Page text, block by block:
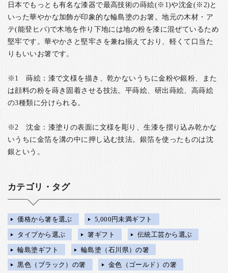
日本でもっとも有名な漆器で最高技術の蒔絵(※1)や沈金(※2)と
いった華やかな加飾が印象的な輪島塗のお箸。地元の木材・ア
テ(能登ヒバ)で木地を作り下地には地の粉を漆に混ぜているため
堅牢です。華やかさと堅牢さを兼ね揃えており、軽くて口当た
りもいいお箸です。
※1 蒔絵：漆で文様を描き、乾かないうちに金粉や銀粉、また
は顔料の粉を蒔き固着させる技法。平蒔絵、研出蒔絵、高蒔絵
の3種類に分けられる。
※2 沈金：漆塗りの表面に文様を彫り、生漆を摺り込み乾かな
いうちに金箔を溝の中に押し込む技法。銀箔を使ったものは沈
銀という。
カテゴリ・タグ
価格から箸を選ぶ
5,000円未満ギフト
タイプから選ぶ
箸ギフト
伝統工芸から選ぶ
輪島塗ギフト
輪島塗（石川県）の箸
黒色（ブラック）の箸
金色（ゴールド）の箸